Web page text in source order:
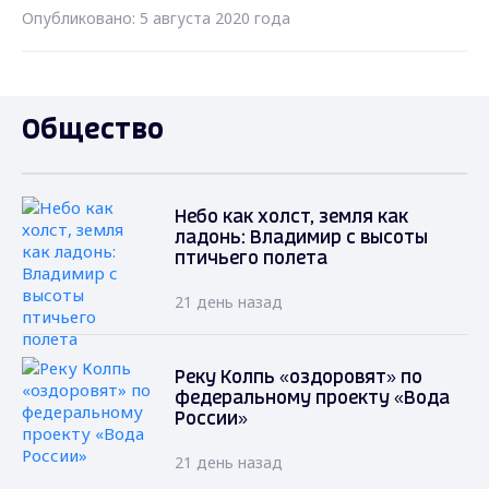
Опубликовано: 5 августа 2020 года
Общество
Небо как холст, земля как
ладонь: Владимир с высоты
птичьего полета
21 день назад
Реку Колпь «оздоровят» по
федеральному проекту «Вода
России»
21 день назад